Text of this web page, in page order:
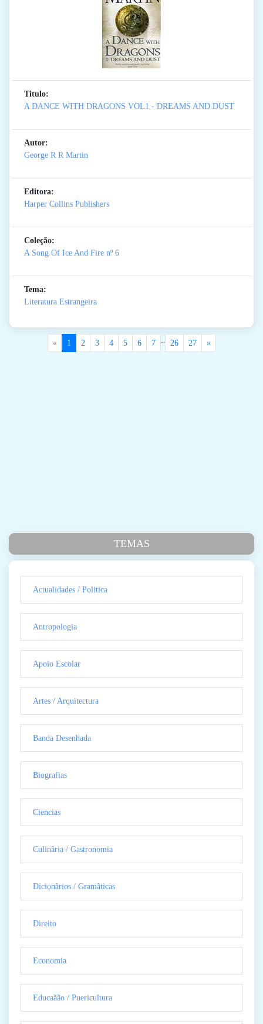
Titulo:
A DANCE WITH DRAGONS VOL1 - DREAMS AND DUST
Autor:
George R R Martin
Editora:
Harper Collins Publishers
Coleção:
A Song Of Ice And Fire nº 6
Tema:
Literatura Estrangeira
« 1 2 3 4 5 6 7 .. 26 27 »
TEMAS
Actualidades / Politica
Antropologia
Apoio Escolar
Artes / Arquitectura
Banda Desenhada
Biografias
Ciencias
Culinãria / Gastronomia
Dicionãrios / Gramãticas
Direito
Economia
Educaãão / Puericultura